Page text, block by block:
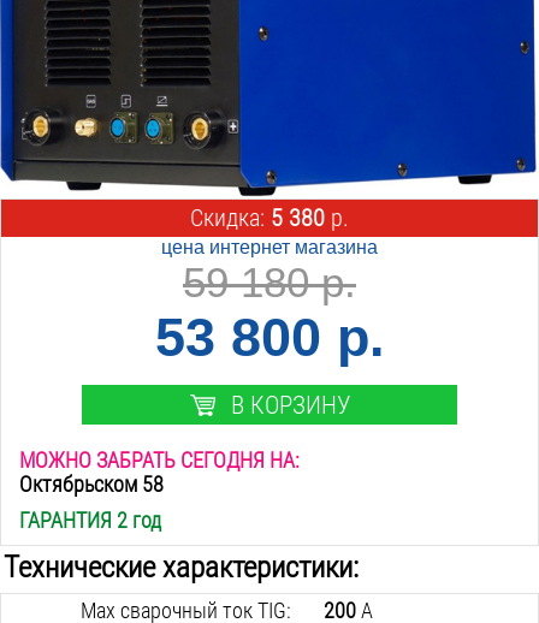
Скидка: 5 380 р.
цена интернет магазина
59 180 р.
53 800 р.
В КОРЗИНУ
МОЖНО ЗАБРАТЬ СЕГОДНЯ НА:
Октябрьском 58
ГАРАНТИЯ 2 год
Технические характеристики:
Max сварочный ток TIG: 200А